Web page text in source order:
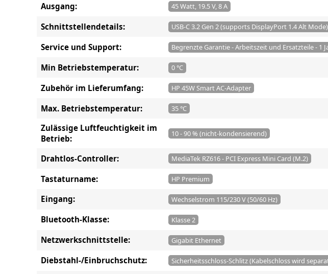
Ausgang: 45 Watt, 19.5 V, 8 A
Schnittstellendetails: USB-C 3.2 Gen 2 (supports DisplayPort 1.4 Alt
Service und Support: Begrenzte Garantie - Arbeitszeit und Ersatzteile - 1
Min Betriebstemperatur: 0 °C
Zubehör im Lieferumfang: HP 45W Smart AC-Adapter
Max. Betriebstemperatur: 35 °C
Zulässige Luftfeuchtigkeit im
Betrieb:
10 - 90 % (nicht-kondensierend)
Drahtlos-Controller: MediaTek RZ616 - PCI Express Mini Card (M.2)
Tastaturname: HP Premium
Eingang: Wechselstrom 115/230 V (50/60 Hz)
Bluetooth-Klasse: Klasse 2
Netzwerkschnittstelle: Gigabit Ethernet
Diebstahl-/Einbruchschutz: Sicherheitsschloss-Schlitz (Kabelschloss wird